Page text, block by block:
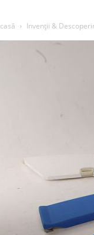
Invenții &